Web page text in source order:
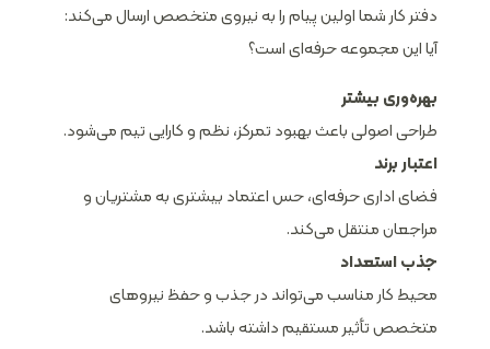
دفتر کار شما اولین پیام را به نیروی متخصص ارسال می‌کند:
آیا این مجموعه حرفه‌ای است؟
بهره‌وری بیشتر
طراحی اصولی باعث بهبود تمرکز، نظم و کارایی تیم می‌شود.
اعتبار برند
فضای اداری حرفه‌ای، حس اعتماد بیشتری به مشتریان و
مراجعان منتقل می‌کند.
جذب استعداد
محیط کار مناسب می‌تواند در جذب و حفظ نیروهای
متخصص تأثیر مستقیم داشته باشد.